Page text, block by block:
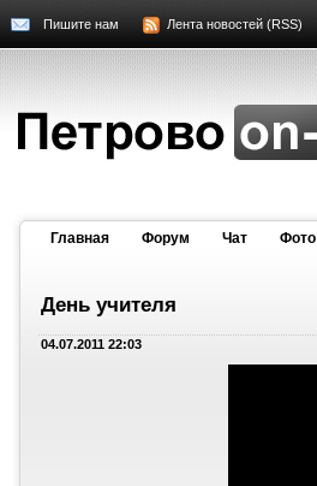
Пишите нам Лента новостей (RSS)
Главная Форум Чат Фото
День учителя
04.07.2011 22:03